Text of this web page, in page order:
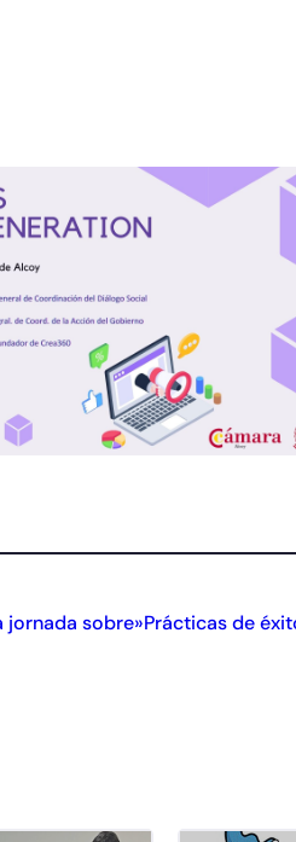
jornada sobre»Prácticas de